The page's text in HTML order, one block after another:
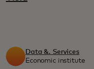
Data &. Services
Economic institute